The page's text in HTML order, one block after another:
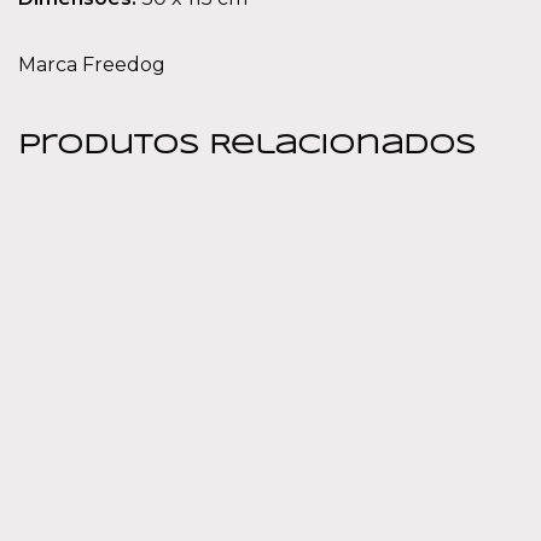
Marca Freedog
Produtos Relacionados